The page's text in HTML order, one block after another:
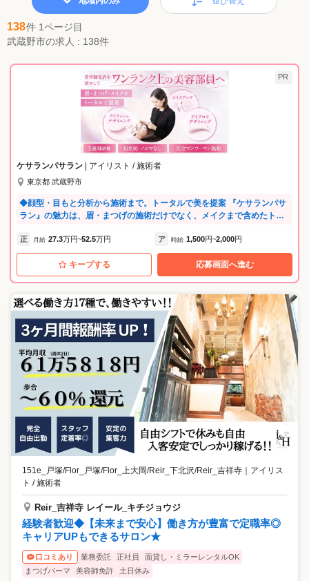
138件 1ページ目
武蔵野市の求人 : 138件
PR
ケサランパサラン | アイリスト / 施術者
東京都 武蔵野市
◆顔型・目もと分析から施術まで。トータルで美を提案 『ケサランパサ
ラン』の魅力は、眉・まつげの施術だけでなく、メイクまで含めたトー
視点をプラスすることで、お客様に「自分らしいナチュラルな美しさ」
を提案できるブランドです。メイク×施術を掛け合わせたこのスタイル
は、他にはない特別な技術。「作り込まれた美しさ」ではなく、一人ひ
とりの個性に寄り添うことを大切にしています。 ◆よくある質問 Q：お
眉を見ることができ、他社の何倍ものスピードで技術力を高められま
分。短時間で高スキルの施術を受けられるため、お忙しいお客様にも人
気です。 Q：配属される店舗は？ 百貨店内の店舗となります。百貨店に
ふさわしいマナーや所作の研修もご用意しており、接客業が初めての方
もトップレベルの接客スキルが身につきます。 Q：店舗ごとのスタッフ
の人数は？ 現在、各店舗2～3名が活躍中です。（今回の採用を経て、各
店舗5名ほどに増員予定） Q：リピーターの方の施術頻度は？ 新規のお
客様が３割、リピーター様が７割と、長きに渡ってご愛顧頂いているお
客様ばかり。広報活動は本部が行うため、接客や施術に集中いただけま
す。 ◆入社5年目の先輩が語る、当ブランドの良さ 以前は美容師をして
いましたが、手荒れがひどく退職。その後6年ほどアパレル勤務を経験し
ました。美容師資格も活かせて、施術もメイクもできるケサランパサラ
た事をフィードバック頂いたり、それが昇格・昇給に反映されるのがと
ても明快でした。実際に入社半年ほどでチーフに、約1年前からエリアマ
ネージャーに抜擢頂きました。 他のブランドと「ケサランパサラン」の
違いは、まつげエクステとアイブロウメニューに加えてメイクも手掛け
て、トータルにお顔をキレイにするお手伝いができるところ。他のサロ
ンだと決まったメニューの中からお客様が選んだ施術を行うだけです
が、当社だと「優しい印象になりたい」などフワッとした希望からうか
がって、顔型分析をして必ず2パターンご提案します。
正 月給 27.3万円~52.5万円 ア 時給 1,500円~2,000円
キープする 応募画面へ進む
151e_戸塚/Flor_戸塚/Flor_上大岡/Reir_下北沢/Reir_吉祥寺
アイリス
ト / 施術者
Reir_吉祥寺 レイール_キチジョウジ
経験者歓迎◆【未来まで安心】働き方が豊富で定職率◎
キャリアUPもできるサロン★
口コミあり 業務委託 正社員
面貸し・ミラーレンタルOK
まつげパーマ
美容師免許 土日休み